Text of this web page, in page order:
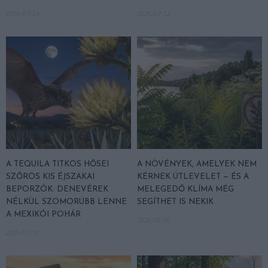
A TEQUILA TITKOS HŐSEI
SZŐRÖS KIS ÉJSZAKAI
BEPORZÓK: DENEVÉREK
NÉLKÜL SZOMORÚBB LENNE
A MEXIKÓI POHÁR
A NÖVÉNYEK, AMELYEK NEM
KÉRNEK ÚTLEVELET — ÉS A
MELEGEDŐ KLÍMA MÉG
SEGÍTHET IS NEKIK